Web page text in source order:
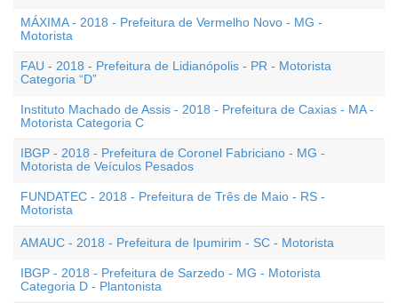
MÁXIMA - 2018 - Prefeitura de Vermelho Novo - MG -
Motorista
FAU - 2018 - Prefeitura de Lidianópolis - PR - Motorista
Categoria “D”
Instituto Machado de Assis - 2018 - Prefeitura de Caxias - MA -
Motorista Categoria C
IBGP - 2018 - Prefeitura de Coronel Fabriciano - MG -
Motorista de Veículos Pesados
FUNDATEC - 2018 - Prefeitura de Três de Maio - RS -
Motorista
AMAUC - 2018 - Prefeitura de Ipumirim - SC - Motorista
IBGP - 2018 - Prefeitura de Sarzedo - MG - Motorista
Categoria D - Plantonista